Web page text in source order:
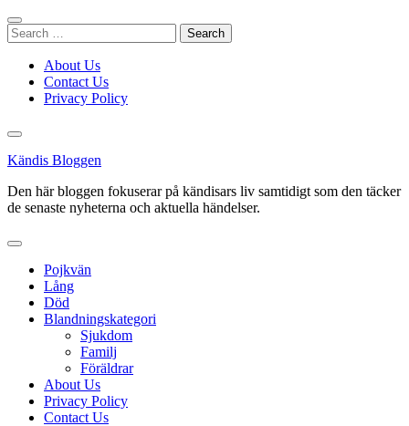
Skip
to
content
Search
for:
About Us
Contact Us
Privacy Policy
Kändis Bloggen
Den här bloggen fokuserar på kändisars liv samtidigt som den täcker
de senaste nyheterna och aktuella händelser.
Pojkvän
Lång
Död
Blandningskategori
Sjukdom
Familj
Föräldrar
About Us
Privacy Policy
Contact Us